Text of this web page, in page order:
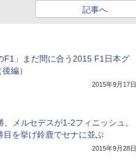
記事へ
F1」まだ間に合う2015 F1日本グ
編）
2015年9月17日
メルセデスが1-2フィニッシュ。
を挙げ鈴鹿でセナに並ぶ
2015年9月28日